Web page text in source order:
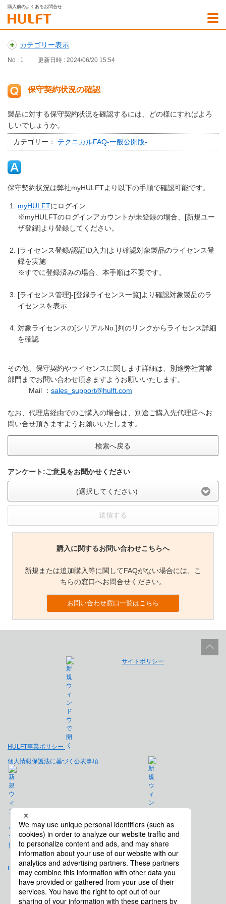
購入前のよくあるお問合せ
カテゴリー表示
No : 1 更新日時 : 2024/06/20 15:54
保守契約状況の確認
製品に対する保守契約状況を確認するには、どの様にすればよろ
しいでしょうか。
カテゴリー： テクニカルFAQ-一般公開版-
保守契約状況は弊社myHULFTより以下の手順で確認可能です。
myHULFTにログイン
※myHULFTのログインアカウントが未登録の場合、[新規ユー
ザ登録]より登録してください。
[ライセンス登録/認証ID入力]より確認対象製品のライセンス登
録を実施
※すでに登録済みの場合、本手順は不要です。
[ライセンス管理]-[登録ライセンス一覧]より確認対象製品のラ
イセンスを表示
対象ライセンスの[シリアルNo.]列のリンクからライセンス詳細
を確認
その他、保守契約やライセンスに関します詳細は、別途弊社営業
部門までお問い合わせ頂きますようお願いいたします。
Mail ： sales_support@hulft.com
なお、代理店経由でのご購入の場合は、別途ご購入先代理店へお
問い合せ頂きますようお願いいたします。
検索へ戻る
アンケート:ご意見をお聞かせください
(選択してください)
送信する
購入に関するお問い合わせこちらへ
新規または追加購入等に関してFAQがない場合には、こ
ちらの窓口へお問合せください。
お問い合わせ窓口一覧はこちら
HULFT事業ポリシー
サイトポリシー
個人情報保護法に基づく公表事項
免責事項
Hulft.com